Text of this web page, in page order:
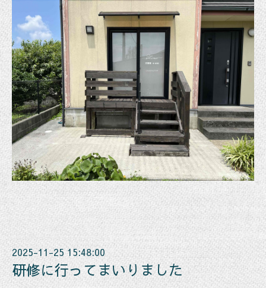
2025-11-25 15:48:00
研修に行ってまいりました